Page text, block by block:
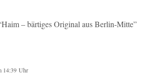
Haim – bärtiges Original aus Berlin-Mitte”
14:39 Uhr